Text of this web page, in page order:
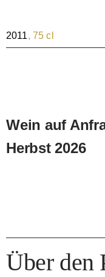
2011, 75 cl
Wein auf
Herbst 2026
Über den